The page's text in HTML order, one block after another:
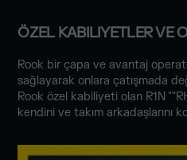
ÖZEL KABILIYETLER VE
Rook bir çapa ve avantaj
sağlayarak onlara çatışmada
Rook özel kabiliyeti olan R1N
kendini ve takım arkadaşlarını